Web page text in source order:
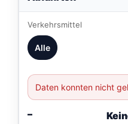
Verkehrsmittel
Alle
Daten konnten nicht
–